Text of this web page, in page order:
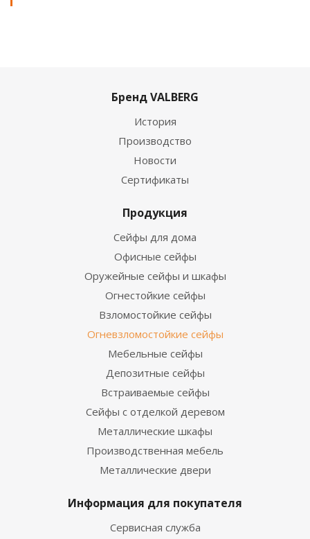
Бренд VALBERG
История
Производство
Новости
Сертификаты
Продукция
Сейфы для дома
Офисные сейфы
Оружейные сейфы и шкафы
Огнестойкие сейфы
Взломостойкие сейфы
Огневзломостойкие сейфы
Мебельные сейфы
Депозитные сейфы
Встраиваемые сейфы
Сейфы с отделкой деревом
Металлические шкафы
Производственная мебель
Металлические двери
Информация для покупателя
Сервисная служба